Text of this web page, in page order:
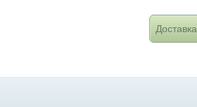
Доставка